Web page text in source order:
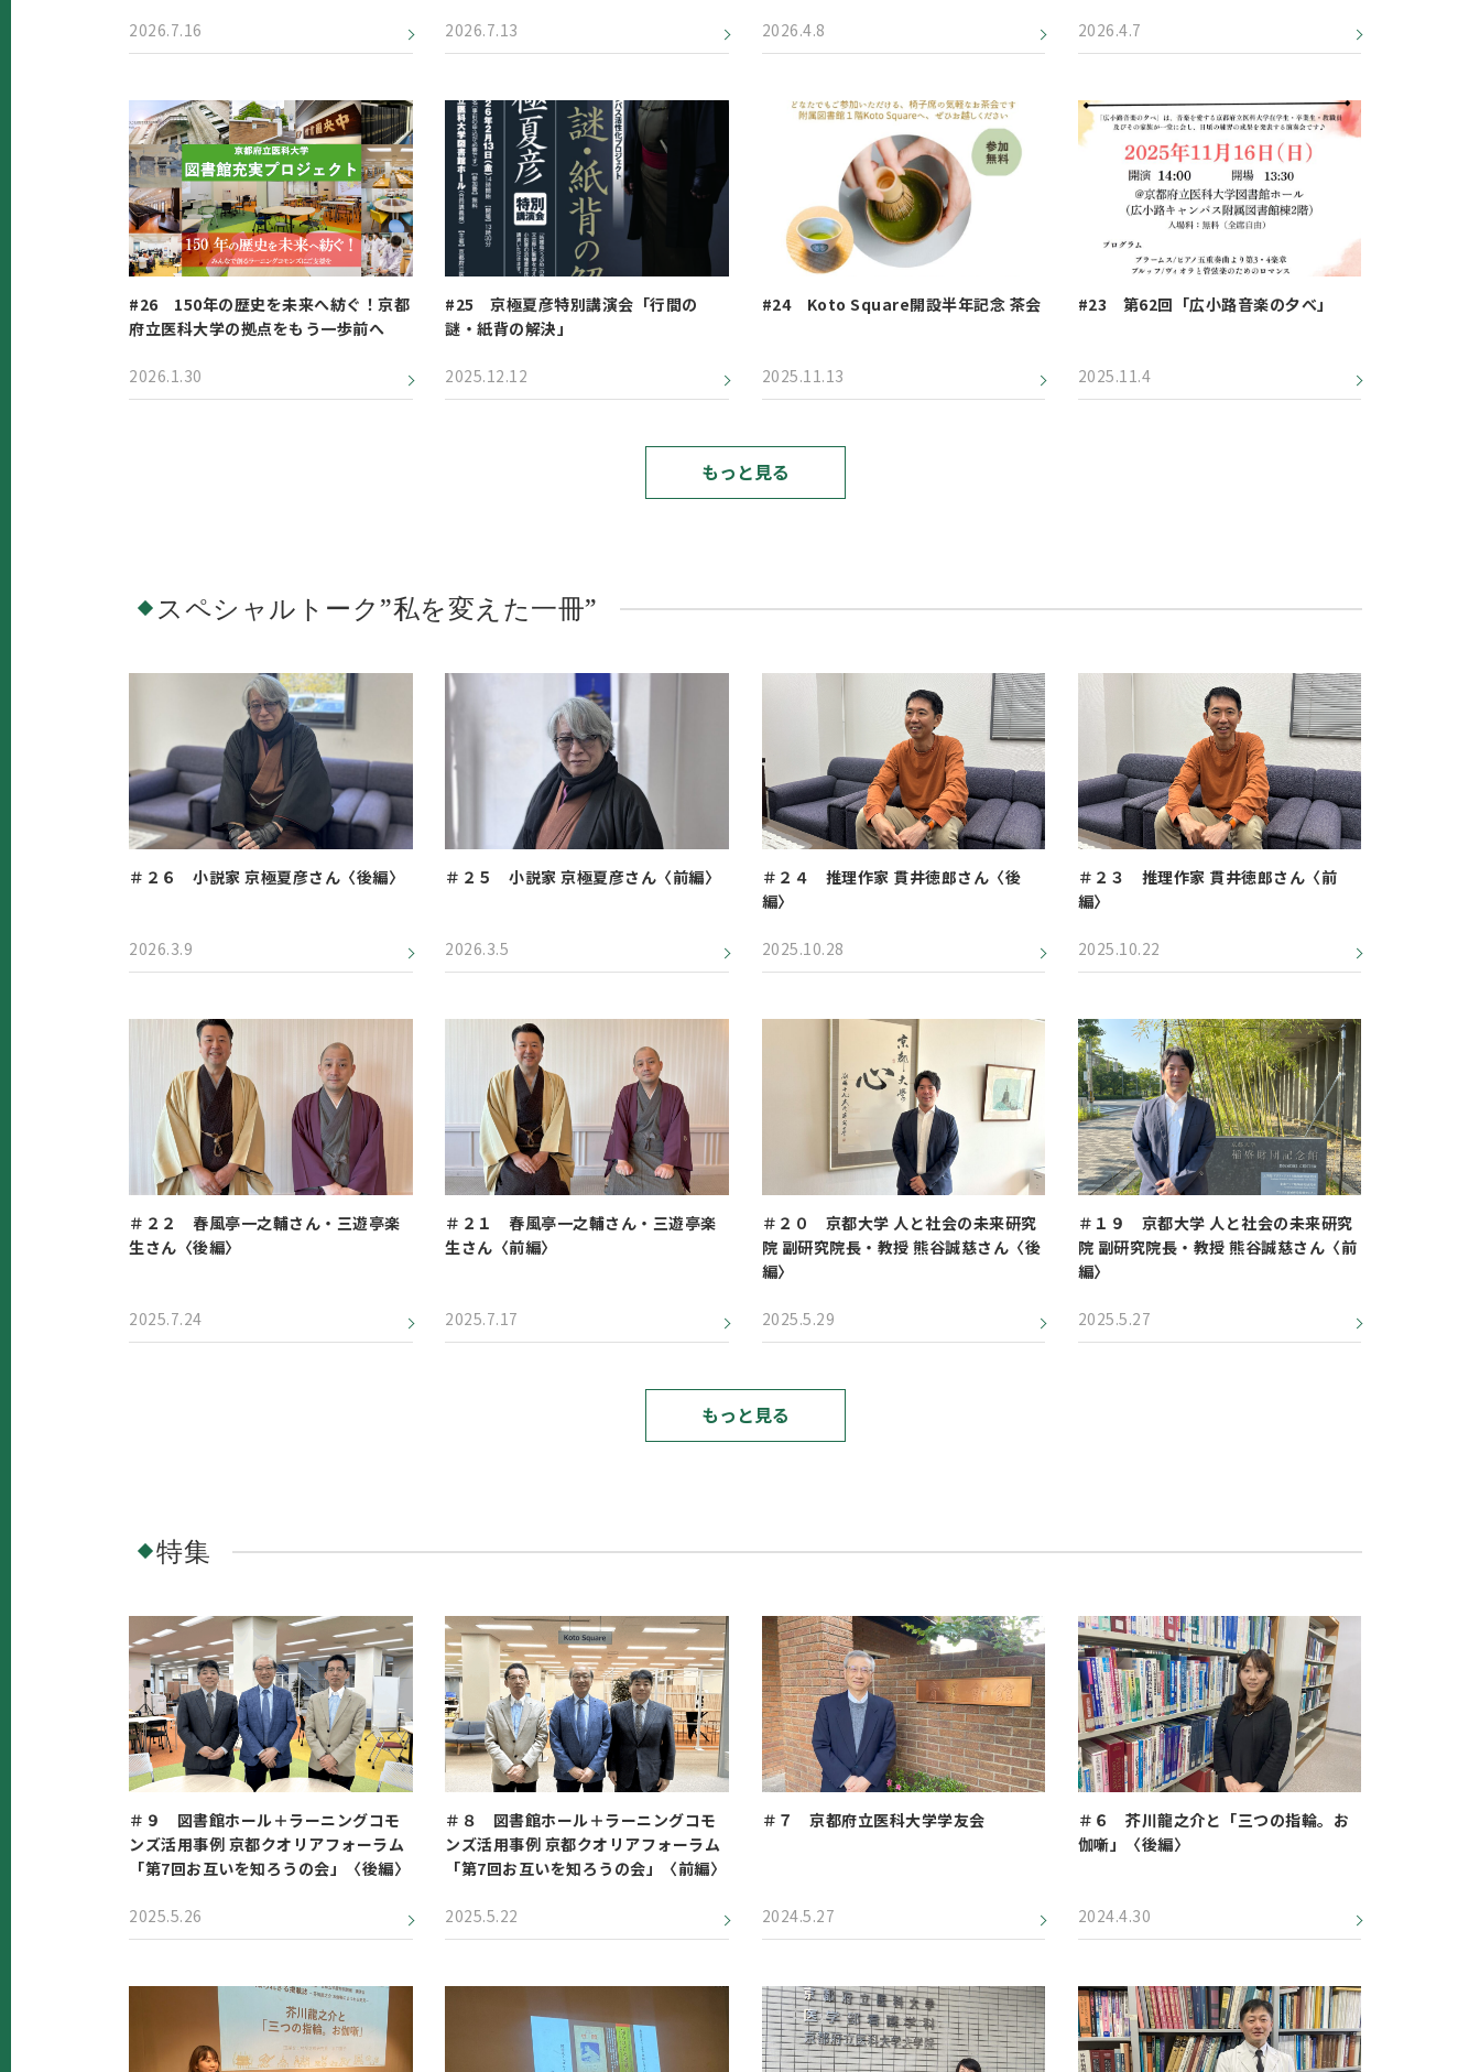
2026.7.16 2026.7.13 2026.4.8 2026.4.7
#26 150年の歴史を未来へ紡ぐ！京都
府立医科大学の拠点をもう一歩前へ
2026.1.30
#25 京極夏彦特別講演会「行間の
謎・紙背の解決」
2025.12.12
#24 Koto Square開設半年記念 茶会
2025.11.13
#23 第62回「広小路音楽の夕べ」
2025.11.4
もっと見る
スペシャルトーク”私を変えた一冊”
＃２６ 小説家 京極夏彦さん〈後編〉
2026.3.9
＃２５ 小説家 京極夏彦さん〈前編〉
2026.3.5
＃２４ 推理作家 貫井徳郎さん〈後
編〉
2025.10.28
＃２３ 推理作家 貫井徳郎さん〈前
編〉
2025.10.22
＃２２ 春風亭一之輔さん・三遊亭楽
生さん〈後編〉
2025.7.24
＃２１ 春風亭一之輔さん・三遊亭楽
生さん〈前編〉
2025.7.17
＃２０ 京都大学 人と社会の未来研究
院 副研究院長・教授 熊谷誠慈さん〈後
編〉
2025.5.29
＃１９ 京都大学 人と社会の未来研究
院 副研究院長・教授 熊谷誠慈さん〈前
編〉
2025.5.27
もっと見る
特集
＃９ 図書館ホール＋ラーニングコモ
ンズ活用事例 京都クオリアフォーラム
「第7回お互いを知ろうの会」〈後編〉
2025.5.26
＃８ 図書館ホール＋ラーニングコモ
ンズ活用事例 京都クオリアフォーラム
「第7回お互いを知ろうの会」〈前編〉
2025.5.22
＃７ 京都府立医科大学学友会
2024.5.27
＃６ 芥川龍之介と「三つの指輪。お
伽噺」〈後編〉
2024.4.30